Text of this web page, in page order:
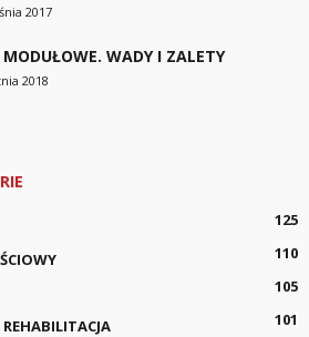
2017
MODUŁOWE. WADY I ZALETY
2018
125
110
105
101